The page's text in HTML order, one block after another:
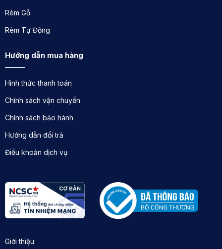
Rèm Gỗ
Rèm Tự Động
Hướng dẫn mua hàng
Hình thức thanh toán
Chính sách vận chuyển
Chính sách bảo hành
Hướng dẫn đổi trả
Điều khoản dịch vụ
Giới thiệu